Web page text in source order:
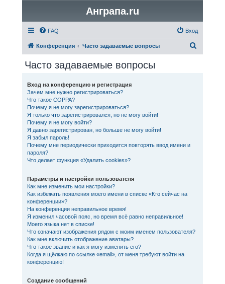
Анграпа.ru
FAQ Вход
Конференция Часто задаваемые вопросы
Часто задаваемые вопросы
Вход на конференцию и регистрация
Зачем мне нужно регистрироваться?
Что такое COPPA?
Почему я не могу зарегистрироваться?
Я только что зарегистрировался, но не могу войти!
Почему я не могу войти?
Я давно зарегистрирован, но больше не могу войти!
Я забыл пароль!
Почему мне периодически приходится повторять ввод имени и
пароля?
Что делает функция «Удалить cookies»?
Параметры и настройки пользователя
Как мне изменить мои настройки?
Как избежать появления моего имени в списке «Кто сейчас на
конференции»?
На конференции неправильное время!
Я изменил часовой пояс, но время всё равно неправильное!
Моего языка нет в списке!
Что означают изображения рядом с моим именем пользователя?
Как мне включить отображение аватары?
Что такое звание и как я могу изменить его?
Когда я щёлкаю по ссылке «email», от меня требуют войти на
конференцию!
Создание сообщений